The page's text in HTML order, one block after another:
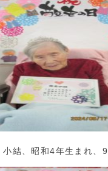
小結、昭和4年生まれ、